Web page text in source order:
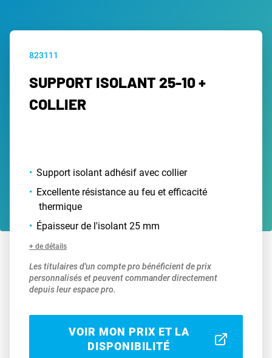
823111
SUPPORT ISOLANT 25-10 +
COLLIER
Support isolant adhésif avec collier
Excellente résistance au feu et efficacité
thermique
Épaisseur de l'isolant 25 mm
+ de détails
Les titulaires d'un compte pro bénéficient de prix
personnalisés et peuvent commander directement
depuis leur espace pro.
VOIR MON PRIX ET LA
DISPONIBILITÉ